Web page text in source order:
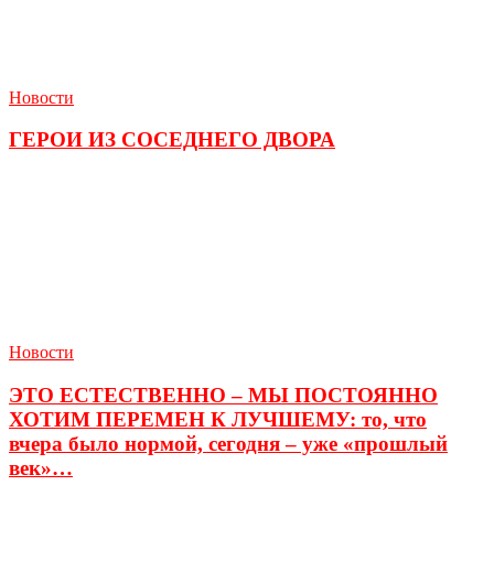
Новости
ГЕРОИ ИЗ СОСЕДНЕГО ДВОРА
Новости
ЭТО ЕСТЕСТВЕННО – МЫ ПОСТОЯННО
ХОТИМ ПЕРЕМЕН К ЛУЧШЕМУ: то, что
вчера было нормой, сегодня – уже «прошлый
век»…